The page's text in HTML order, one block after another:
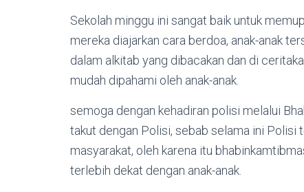
Sekolah minggu ini sangat baik untuk
mereka diajarkan cara berdoa, anak-anak
dalam alkitab yang dibacakan dan di
mudah dipahami oleh anak-anak.
semoga dengan kehadiran polisi melalui
takut dengan Polisi, sebab selama ini
masyarakat, oleh karena itu
terlebih dekat dengan anak-anak.